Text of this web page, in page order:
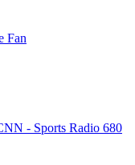
Fan
- Sports Radio 680